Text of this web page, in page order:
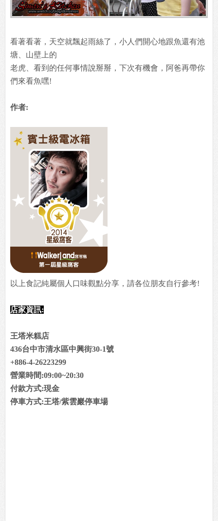
看著看著，天空就飄起雨絲了，小人們開心地跟魚還有池
塘、山壁上的
老虎、看到的任何事情說掰掰，下次有機會，阿爸再帶你
們來看魚嘿!
作者:
以上食記純屬個人口味觀點分享，請各位朋友自行參考!
店家資訊:
王塔米糕店
436台中市清水區中興街30-1號
+886-4-26223299
營業時間:09:00~20:30
付款方式:現金
停車方式:王塔/紫雲巖停車場